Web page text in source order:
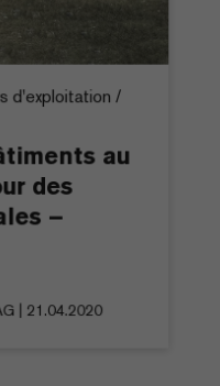
d'exploitation /
au
des
–
| 21.04.2020